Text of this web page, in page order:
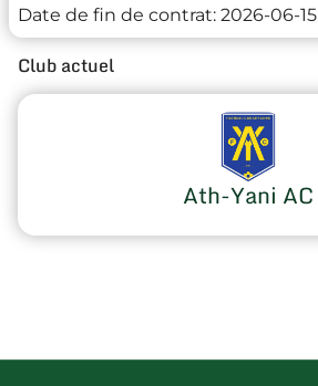
Date de fin de contrat: 2026-06-15
Club actuel
Ath-Yani AC